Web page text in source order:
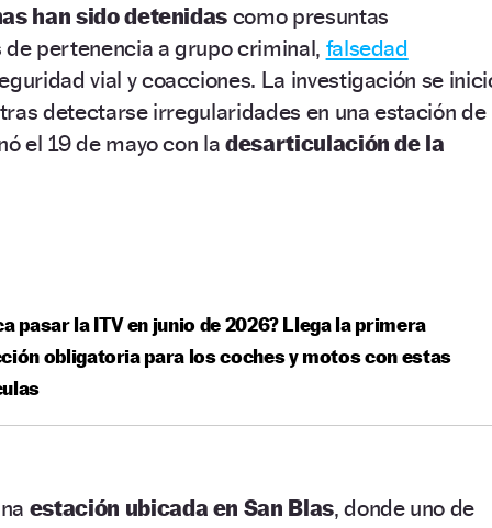
han sido detenidascomo presuntas
pertenencia a grupo criminal, falsedad
vial y coacciones. La investigación se
detectarse irregularidades en una estación de
el 19 de mayo con ladesarticulación de la
pasar la ITV en junio de 2026? Llega la primera
obligatoria para los coches y motos con estas
estación ubicada en San Blas, donde uno de